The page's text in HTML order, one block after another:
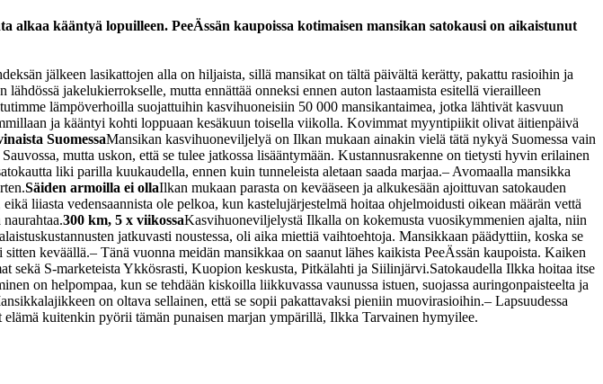
kääntyä lopuilleen. PeeÄssän kaupoissa kotimaisen mansikan satokausi on aikaistunut
jälkeen lasikattojen alla on hiljaista, sillä mansikat on tältä päivältä kerätty, pakattu rasioihin ja
lähdössä jakelukierrokselle, mutta ennättää onneksi ennen auton lastaamista esitellä vierailleen
lämpöverhoilla suojattuihin kasvihuoneisiin 50 000 mansikantaimea, jotka lähtivät kasvuun
ja kääntyi kohti loppuaan kesäkuun toisella viikolla. Kovimmat myyntipiikit olivat äitienpäivä
SuomessaMansikan kasvihuoneviljelyä on Ilkan mukaan ainakin vielä tätä nykyä Suomessa vain
mutta uskon, että se tulee jatkossa lisääntymään. Kustannusrakenne on tietysti hyvin erilainen
liki parilla kuukaudella, ennen kuin tunneleista aletaan saada marjaa.– Avomaalla mansikka
Säiden armoilla ei ollaIlkan mukaan parasta on kevääseen ja alkukesään ajoittuvan satokauden
liiasta vedensaannista ole pelkoa, kun kastelujärjestelmä hoitaa ohjelmoidusti oikean määrän vettä
300 km, 5 x viikossaKasvihuoneviljelystä Ilkalla on kokemusta vuosikymmenien ajalta, niin
jatkuvasti noustessa, oli aika miettiä vaihtoehtoja. Mansikkaan päädyttiin, koska se
sitten keväällä.– Tänä vuonna meidän mansikkaa on saanut lähes kaikista PeeÄssän kaupoista. Kaiken
sekä S-marketeista Ykkösrasti, Kuopion keskusta, Pitkälahti ja Siilinjärvi.Satokaudella Ilkka hoitaa itse
on helpompaa, kun se tehdään kiskoilla liikkuvassa vaunussa istuen, suojassa auringonpaisteelta ja
on oltava sellainen, että se sopii pakattavaksi pieniin muovirasioihin.– Lapsuudessa
kuitenkin pyörii tämän punaisen marjan ympärillä, Ilkka Tarvainen hymyilee.